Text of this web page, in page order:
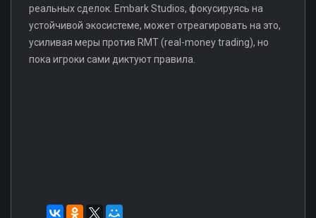
реальных сделок. Embark Studios, фокусируясь на
устойчивой экосистеме, может отреагировать на это,
усиливая меры против RMT (real-money trading), но
пока игроки сами диктуют правила.